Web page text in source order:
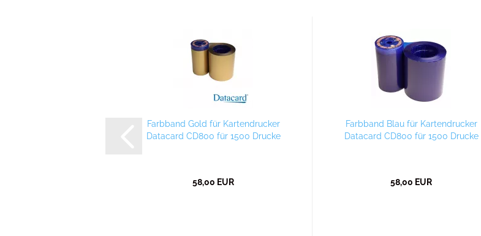
Farbband Gold für Kartendrucker
Datacard CD800 für 1500 Drucke
58,00 EUR
Farbband Blau für Kartendrucker
Datacard CD800 für 1500 Drucke
58,00 EUR